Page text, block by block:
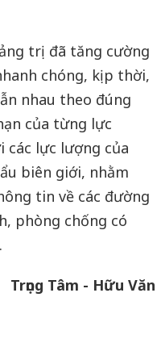
trị đã tăng cường
chóng, kịp thời,
nhau theo đúng
của từng lực
các lực lượng của
biên giới, nhằm
tin về các đường
phòng chống có
Trọng Tâm - Hữu Văn